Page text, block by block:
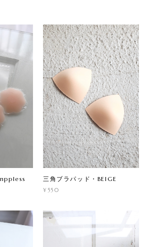
三角ブラパッド・BEIGE
¥550